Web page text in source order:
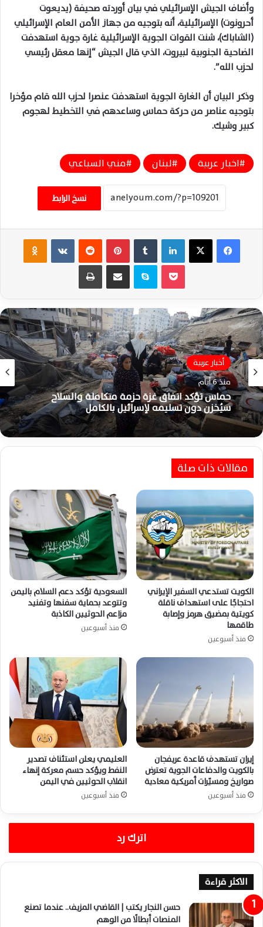
وأضاف الجيش الإسرائيلي في بيان أوردته صحيفة (يديعوت
أحرونوت) الإسرائيلية، أنه بتوجيه من جهاز الأمن العام الإسرائيلي
(الشاباك)، شنت القوات الجوية الإسرائيلية غارة جوية استهدفت
الضاحية الجنوبية لبيروت، الذي قال الجيش “إنها معقل رئيسي
لحزب الله”.
وذكر البيان أن الغارة الجوية استهدفت عنصرا لحزب الله قام مؤخرا
بتوجيه عناصر من حركة حماس وساعدهم في التخطيط لهجوم
كبير وشيك.
اخبار عربية لبنان مني السباعي
نسخ الرابط
فيسبوك ‫X لينكدإن بينتيريست ‏VKontakte
سكايب مشاركة عبر البريد طباعة
أخبار عربية
منذ 6 أيام
حماس تؤكد اتفاق غزة حزمة متكاملة والسلاح
سيُخزن دون تسليمه لإسرائيل بالكامل
مقالات ذات صلة
الكويت تستدعي السفير الإيراني
احتجاجًا على استهداف ناقلة
كويتية بمضيق هرمز وإصابة
طاقمها
منذ أسبوعين
السعودية تؤكد دعم السلام باليمن
وتتوعد بحماية سفنها وتفنيد
مزاعم الحوثيين الكاذبة
منذ أسبوعين
إيران تستهدف قاعدة عريفجان
بالكويت والدفاعات الجوية تعترض
صواريخ ومسيّرات أمريكية معادية
منذ أسبوعين
العليمي يعلن استئناف تصدير
النفط ويؤكد حسم معركة إنهاء
انقلاب الحوثيين في اليمن
منذ أسبوعين
اترك رد
الاكثر قراءة
حسن النجار يكتب | القاضي المزيف.. عندما تصنع
المنصات أبطالًا من الوهم